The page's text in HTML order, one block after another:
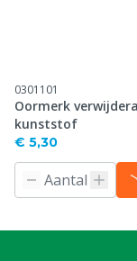
0301101
Oormerk
kunststof
€ 5,30